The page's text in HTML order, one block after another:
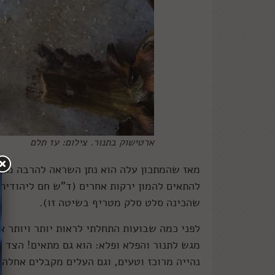
ארטישוק בתנור. צילום: עז תלם
מאז שהמתכון עלה הוא נתן השראה להרבה
להתאים להמון ירקות אחרים (ד"ש חם
שהכינה סלט סלק מטריף בשיטה זו).
לפני כמה שבועות התחלתי לראות יותר
מגש לתנור והפלא ופלא: הוא גם מתאים!
נהייה מרוכז וטעים, וגם העלים מקבלים אחלה